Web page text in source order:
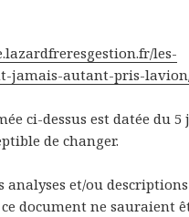
les-
jamais-autant-pris-
ci-dessus est datée du
de changer.
analyses et/ou descriptions
document ne sauraient